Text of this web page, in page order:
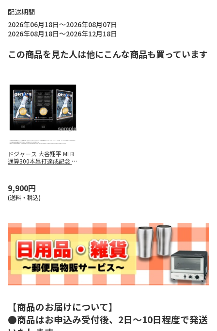
配送期間
2026年06月18日～2026年08月07日
2026年08月18日～2026年12月18日
この商品を見た人は他にこんな商品も買っています
ドジャース 大谷翔平 MLB
通算300本塁打達成記念 コ
9,900円
(送料・税込)
【商品のお届けについて】
●商品はお申込み受付後、2日～10日程度で発送